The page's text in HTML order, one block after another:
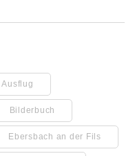
Ausflug
Bilderbuch
Ebersbach an der Fils